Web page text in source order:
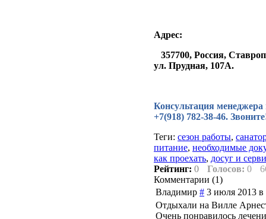
Адрес:
357700, Россия,
ул. Прудная, 107А.
Консультация менеджера
+7(918) 782-38-46.
Теги: сезон работы,
питание, необходимые
как проехать, досуг и
Рейтинг: 0 Голосов: 0
Комментарии (1)
Владимир # 3 июля 2013 в
Отдыхали на Вилле
Очень понравилось